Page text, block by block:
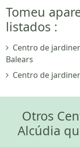
Tomeu
listados :
Centro de
Balears
Centro de
Otros
Alcúdia